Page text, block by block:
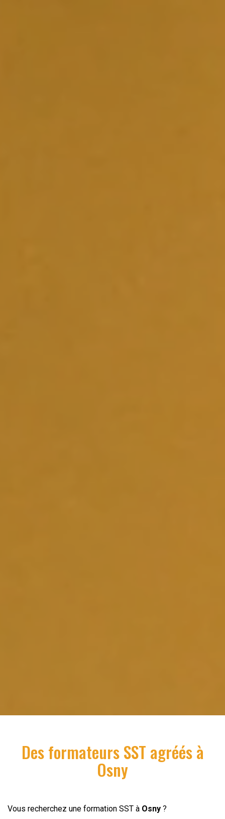
Des formateurs SST agréés à
Osny
Vous recherchez une formation SST à Osny ?